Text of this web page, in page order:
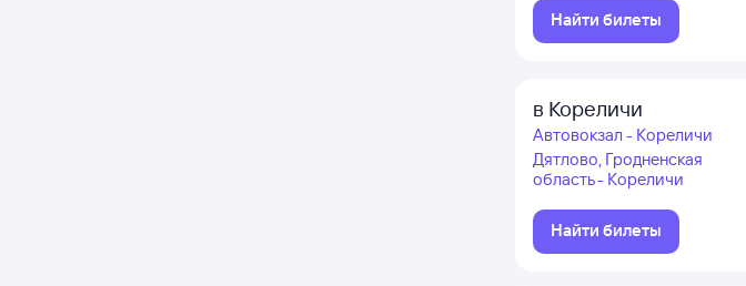
Найти билеты
в Кореличи
Автовокзал - Кореличи
Дятлово, Гродненская
область - Кореличи
Найти билеты